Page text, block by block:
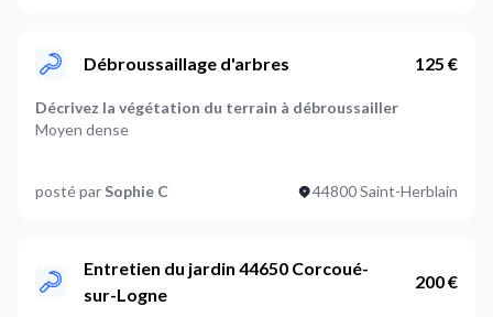
Faut-il prévoir de couper
Des herbacées
Où en êtes-vous dans votre projet ?
Je suis prêt à démarrer
Débroussaillage d'arbres 125 €
Décrivez la végétation du terrain à débroussailler
Moyen dense
Des herbacées,A définir ensemble
Je suis prêt à démarrer
Plus d’infos...
posté par Sophie C 44800 Saint-Herblain
Entretien du jardin 44650 Corcoué-
sur-Logne
200 €